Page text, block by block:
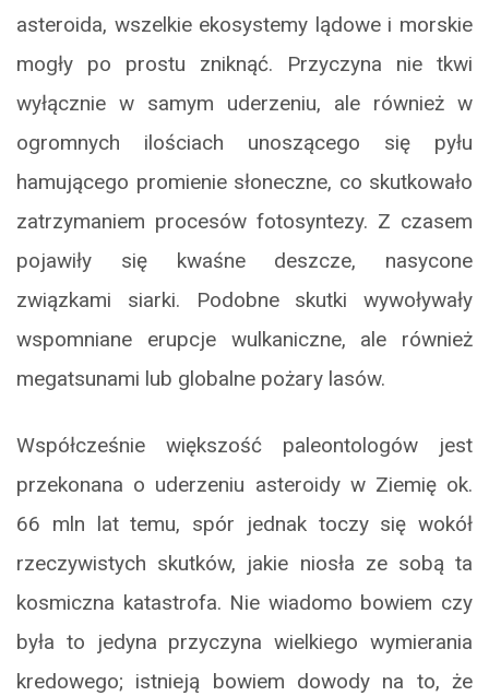
asteroida, wszelkie ekosystemy lądowe i morskie
mogły po prostu zniknąć. Przyczyna nie tkwi
wyłącznie w samym uderzeniu, ale również w
ogromnych ilościach unoszącego się pyłu
hamującego promienie słoneczne, co skutkowało
zatrzymaniem procesów fotosyntezy. Z czasem
pojawiły się kwaśne deszcze, nasycone
związkami siarki. Podobne skutki wywoływały
wspomniane erupcje wulkaniczne, ale również
megatsunami lub globalne pożary lasów.
Współcześnie większość paleontologów jest
przekonana o uderzeniu asteroidy w Ziemię ok.
66 mln lat temu, spór jednak toczy się wokół
rzeczywistych skutków, jakie niosła ze sobą ta
kosmiczna katastrofa. Nie wiadomo bowiem czy
była to jedyna przyczyna wielkiego wymierania
kredowego; istnieją bowiem dowody na to, że